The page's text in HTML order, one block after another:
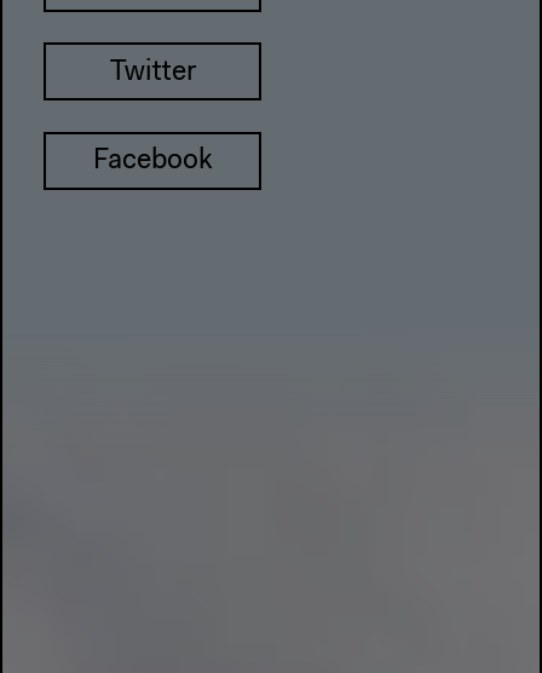
Twitter
Facebook